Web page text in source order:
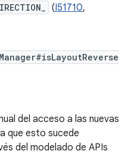
(I51710,
del acceso a las nuevas
que esto sucede
del modelado de APIs